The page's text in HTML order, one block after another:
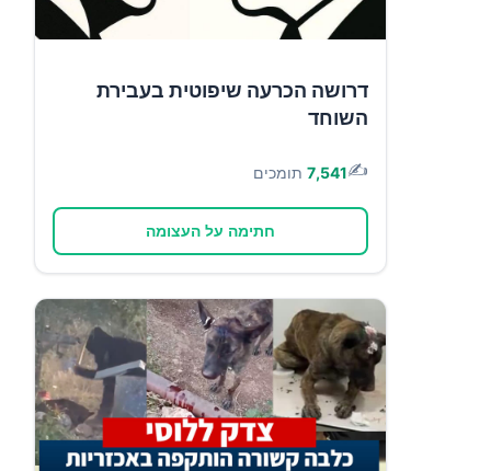
דרושה הכרעה שיפוטית בעבירת
השוחד
✍️
7,541 תומכים
חתימה על העצומה